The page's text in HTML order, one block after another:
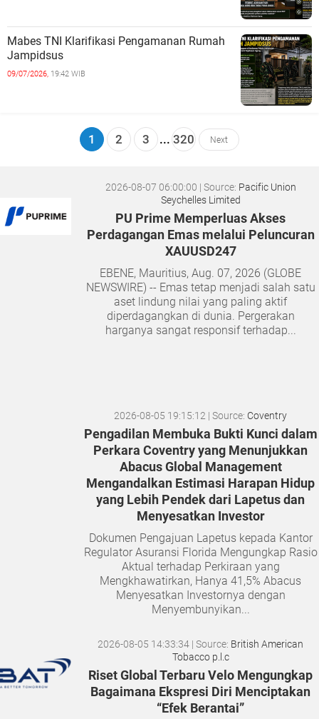
Mabes TNI Klarifikasi Pengamanan Rumah
Jampidsus
09/07/2026, 19:42 WIB
1 2 3 ... 320 Next
2026-08-07 06:00:00 | Source: Pacific Union
Seychelles Limited
PU Prime Memperluas Akses
Perdagangan Emas melalui Peluncuran
XAUUSD247
EBENE, Mauritius, Aug. 07, 2026 (GLOBE
NEWSWIRE) -- Emas tetap menjadi salah satu
aset lindung nilai yang paling aktif
diperdagangkan di dunia. Pergerakan
harganya sangat responsif terhadap...
2026-08-05 19:15:12 | Source: Coventry
Pengadilan Membuka Bukti Kunci dalam
Perkara Coventry yang Menunjukkan
Abacus Global Management
Mengandalkan Estimasi Harapan Hidup
yang Lebih Pendek dari Lapetus dan
Menyesatkan Investor
Dokumen Pengajuan Lapetus kepada Kantor
Regulator Asuransi Florida Mengungkap Rasio
Aktual terhadap Perkiraan yang
Mengkhawatirkan, Hanya 41,5% Abacus
Menyesatkan Investornya dengan
Menyembunyikan...
2026-08-05 14:33:34 | Source: British American
Tobacco p.l.c
Riset Global Terbaru Velo Mengungkap
Bagaimana Ekspresi Diri Menciptakan
“Efek Berantai”